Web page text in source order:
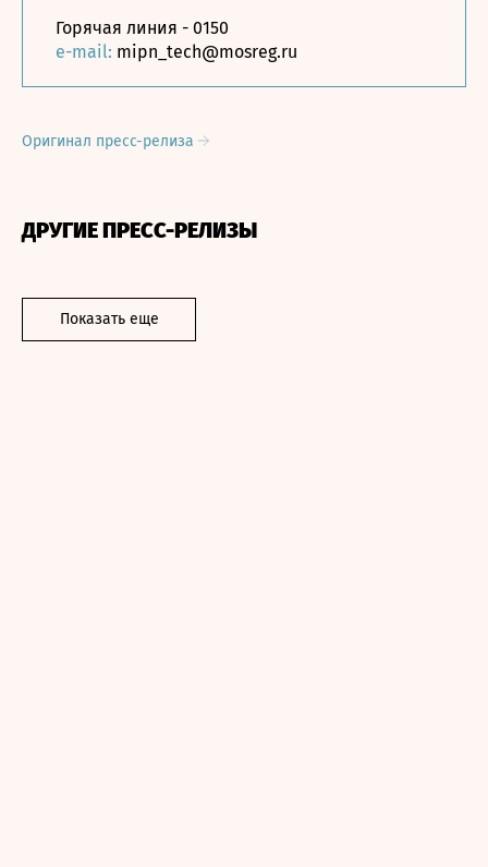
Горячая линия - 0150
e-mail: mipn_tech@mosreg.ru
Оригинал пресс-релиза
ДРУГИЕ ПРЕСС-РЕЛИЗЫ
Показать еще